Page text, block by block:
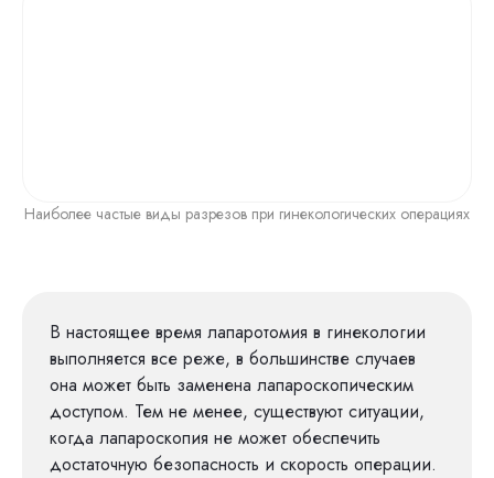
Наиболее частые виды разрезов при гинекологических операциях
В настоящее время лапаротомия в гинекологии
выполняется все реже, в большинстве случаев
она может быть заменена лапароскопическим
доступом. Тем не менее, существуют ситуации,
когда лапароскопия не может обеспечить
достаточную безопасность и скорость операции.